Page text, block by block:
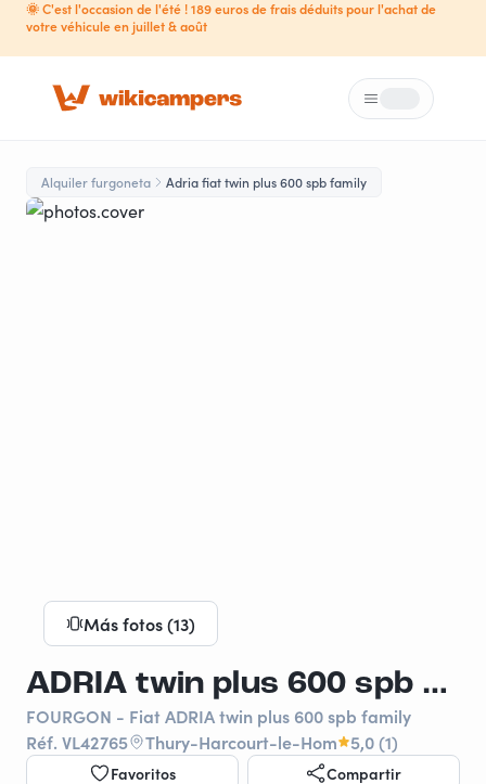
🌞 C'est l'occasion de l'été ! 189 euros de frais déduits pour l'achat de
votre véhicule en juillet & août
Loading...
Alquiler furgoneta Adria fiat twin plus 600 spb family
Más fotos (13)
ADRIA twin plus 600 spb family
FOURGON - Fiat ADRIA twin plus 600 spb family
Réf. VL42765
Thury-Harcourt-le-Hom 5,0 (1)
Favoritos Compartir